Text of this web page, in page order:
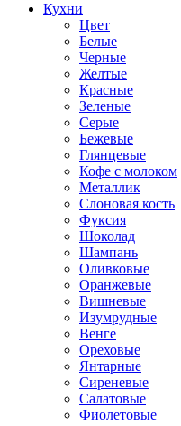
Кухни
Цвет
Белые
Черные
Желтые
Красные
Зеленые
Серые
Бежевые
Глянцевые
Кофе с молоком
Металлик
Слоновая кость
Фуксия
Шоколад
Шампань
Оливковые
Оранжевые
Вишневые
Изумрудные
Венге
Ореховые
Янтарные
Сиреневые
Салатовые
Фиолетовые